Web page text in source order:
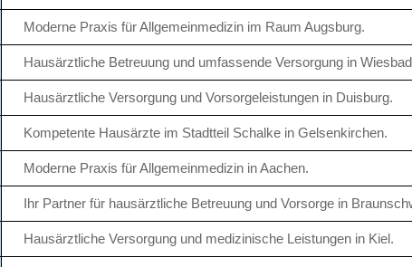
Moderne Praxis für Allgemeinmedizin im Raum Augsburg.
Hausärztliche Betreuung und umfassende Versorgung in
Hausärztliche Versorgung und Vorsorgeleistungen in Duisburg.
Kompetente Hausärzte im Stadtteil Schalke in Gelsenkirchen.
Moderne Praxis für Allgemeinmedizin in Aachen.
Ihr Partner für hausärztliche Betreuung und Vorsorge in
Hausärztliche Versorgung und medizinische Leistungen in Kiel.